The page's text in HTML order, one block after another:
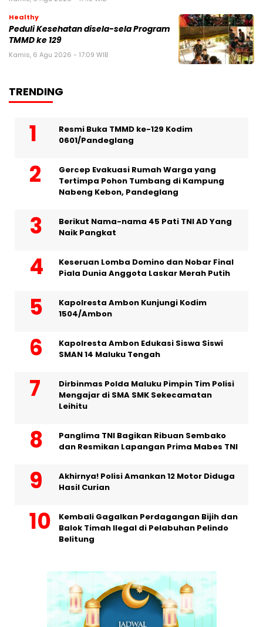
Healthy
Peduli Kesehatan disela-sela Program
TMMD ke 129
Kamis, 6 Agu 2026 - 17:09 WIB
TRENDING
Resmi Buka TMMD ke-129 Kodim
0601/Pandeglang
Gercep Evakuasi Rumah Warga yang
Tertimpa Pohon Tumbang di Kampung
Nabeng Kebon, Pandeglang
Berikut Nama-nama 45 Pati TNI AD Yang
Naik Pangkat
Keseruan Lomba Domino dan Nobar Final
Piala Dunia Anggota Laskar Merah Putih
Kapolresta Ambon Kunjungi Kodim
1504/Ambon
Kapolresta Ambon Edukasi Siswa Siswi
SMAN 14 Maluku Tengah
Dirbinmas Polda Maluku Pimpin Tim Polisi
Mengajar di SMA SMK Sekecamatan
Leihitu
Panglima TNI Bagikan Ribuan Sembako
dan Resmikan Lapangan Prima Mabes TNI
Akhirnya! Polisi Amankan 12 Motor Diduga
Hasil Curian
Kembali Gagalkan Perdagangan Bijih dan
Balok Timah Ilegal di Pelabuhan Pelindo
Belitung